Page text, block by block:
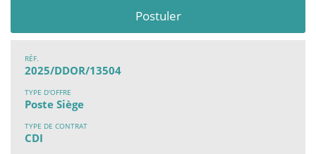
Postuler
RÉF.
2025/DDOR/13504
TYPE D'OFFRE
Poste Siège
TYPE DE CONTRAT
CDI